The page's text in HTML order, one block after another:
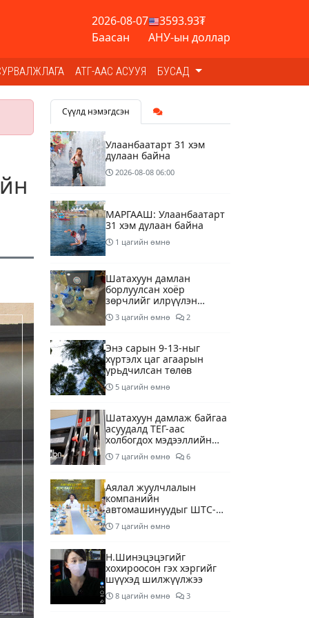
2026-08-07
Баасан
3593.93₮
АНУ-ын доллар
АТГ-ААС АСУУЯ БУСАД
Сүүлд нэмэгдсэн
Улаанбаатарт 31 хэм
дулаан байна
2026-08-08 06:00
МАРГААШ: Улаанбаатарт
31 хэм дулаан байна
1 цагийн өмнө
Шатахуун дамлан
борлуулсан хоёр
зөрчлийг илрүүлэн
шалгаж байна
3 цагийн өмнө 2
Энэ сарын 9-13-ныг
хүртэлх цаг агаарын
урьдчилсан төлөв
5 цагийн өмнө
Шатахуун дамлаж байгаа
асуудалд ТЕГ-аас
холбогдох мэдээллийн
дагуу шалгалтын
ажиллагааг эрчимжүүлж
7 цагийн өмнө 6
Аялал жуулчлалын
компанийн
автомашинуудыг ШТС-
ууд хязгаарлалтгүйгээр
шатахуун олгох
7 цагийн өмнө
Н.Шинэцэцэгийг
хохироосон гэх хэргийг
шүүхэд шилжүүлжээ
8 цагийн өмнө 3